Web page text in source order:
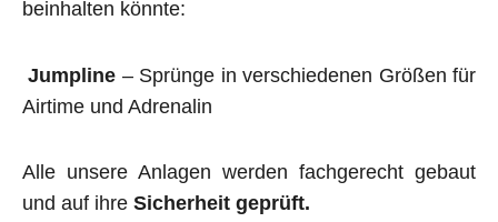
beinhalten könnte:
Jumpline – Sprünge in verschiedenen Größen für
Airtime und Adrenalin
Alle unsere Anlagen werden fachgerecht gebaut
und auf ihre Sicherheit geprüft.